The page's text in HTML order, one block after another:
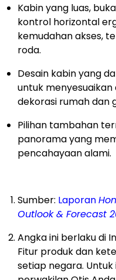
Kabin yang luas,
kontrol horizontal
kemudahan akses,
roda.
Desain kabin yang
untuk
dekorasi rumah dan
Pilihan tambahan
panorama yang
pencahayaan alami.
Sumber: Laporan
Outlook & Forecast
Angka ini berlaku di
Fitur produk dan
setiap negara.